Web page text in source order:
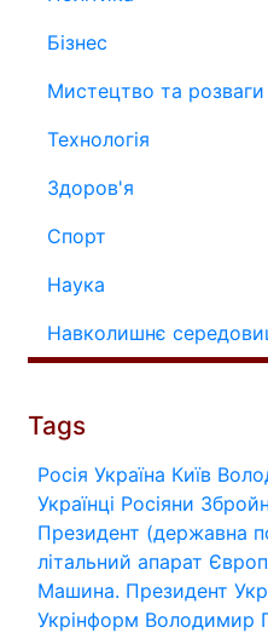
Бізнес
Мистецтво та розваги
Технологія
Здоров'я
Спорт
Наука
Навколишнє
Tags
Росія Україна Київ
Українці Росіяни
Президент (державна
літальний апарат
Машина. Президент
Укрінформ Володимир